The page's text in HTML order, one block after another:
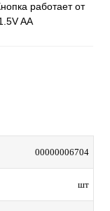
работает от
AA
00000006704
шт